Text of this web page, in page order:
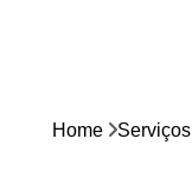
Home Serviços